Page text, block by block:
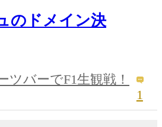
のドメイン決
ツバーでF1生観戦！
1